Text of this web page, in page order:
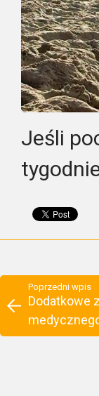
Jeśli
Poprzedni wpis
Dodatkowe